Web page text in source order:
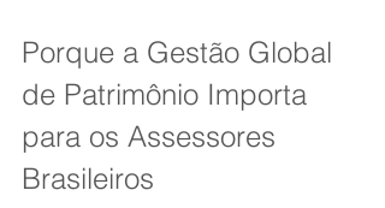
Porque a Gestão Global
de Patrimônio Importa
para os Assessores
Brasileiros